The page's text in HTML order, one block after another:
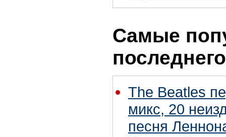
Самые
The Beatles
микс, 20
песня